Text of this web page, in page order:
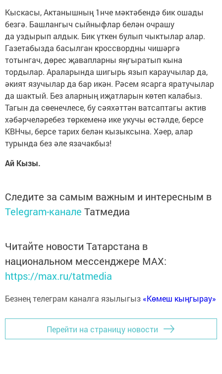
Кыскасы, Актанышның 1нче мәктәбендә бик ошады
безгә. Башлангыч сыйныфлар белән очрашу
да уздырып алдык. Бик үткен булып чыктылар алар.
Газетабызда басылган кроссвордны чишәргә
тотынгач, дөрес җавапларны яңгыратып кына
тордылар. Араларында шигырь язып караучылар да,
әкият язучылар да бар икән. Рәсем ясарга яратучылар
да шактый. Без аларның иҗатларын көтеп калабыз.
Тагын да сөенечлесе, бу сәяхәттән ватсаптагы актив
хәбәрчеләребез төркеменә ике укучы өстәлде, берсе
КВНчы, берсе тарих белән кызыксына. Хәер, алар
турында без әле язачакбыз!
Ай Кызы.
Следите за самым важным и интересным в
Telegram-канале Татмедиа
Читайте новости Татарстана в
национальном мессенджере MАХ:
https://max.ru/tatmedia
Безнең телеграм каналга язылыгыз «Көмеш кыңгырау»
Перейти на страницу новости